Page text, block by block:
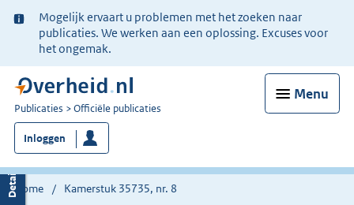
Ter
informatie:
Mogelijk ervaart u problemen met het zoeken naar
publicaties. We werken aan een oplossing. Excuses voor
het ongemak.
Menu
U
bent
nu
hier:
Publicaties Officiële publicaties
Inloggen
Home Kamerstuk 35735, nr. 8